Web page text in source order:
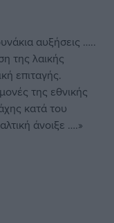
αυξήσεις …..
της λαικής
επιταγής.
της εθνικής
κατά του
άνοιξε ….»